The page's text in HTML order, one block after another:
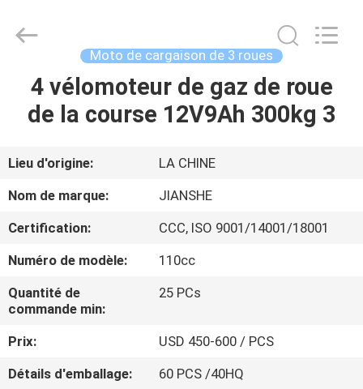
MAISON
AU
SUJET
NOUS
D'USINE
Motorcycle
Reserved.
Moto de cargaison de 3 roues
4 vélomoteur de gaz de roue
de la course 12V9Ah 300kg 3
Lieu d'origine:
LA CHINE
Nom de marque:
JIANSHE
Certification:
CCC, ISO 9001/14001/18001
Numéro de modèle:
110cc
Quantité de
commande min:
25 PCs
Prix:
USD 450-600 / PCS
Détails d'emballage:
60 PCS /40HQ